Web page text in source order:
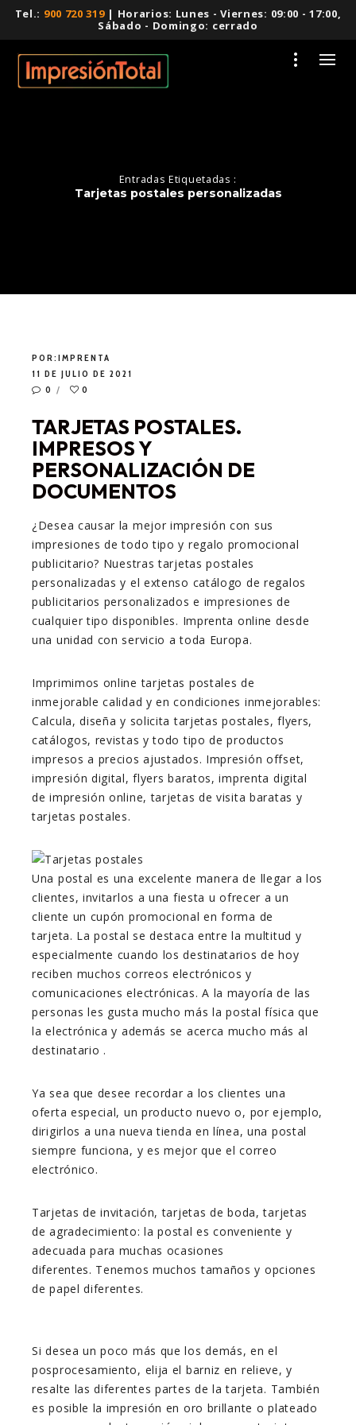
Tel.: 900 720 319| Horarios: Lunes - Viernes: 09:00 - 17:00,
Sábado - Domingo: cerrado
Entradas Etiquetadas :
Tarjetas postales personalizadas
POR:IMPRENTA
11 DE JULIO DE 2021
0
0
TARJETAS POSTALES.
IMPRESOS Y
PERSONALIZACIÓN DE
DOCUMENTOS
¿Desea causar la mejor impresión con sus
impresiones de todo tipo y regalo promocional
publicitario? Nuestras tarjetas postales
personalizadas y el extenso catálogo de regalos
publicitarios personalizados e impresiones de
cualquier tipo disponibles. Imprenta online desde
una unidad con servicio a toda Europa.
Imprimimos online tarjetas postales de
inmejorable calidad y en condiciones inmejorables:
Calcula, diseña y solicita tarjetas postales, flyers,
catálogos, revistas y todo tipo de productos
impresos a precios ajustados. Impresión offset,
impresión digital, flyers baratos, imprenta digital
de impresión online, tarjetas de visita baratas y
tarjetas postales.
Una postal es una excelente manera de llegar a los
clientes, invitarlos a una fiesta u ofrecer a un
cliente un cupón promocional en forma de
tarjeta. La postal se destaca entre la multitud y
especialmente cuando los destinatarios de hoy
reciben muchos correos electrónicos y
comunicaciones electrónicas. A la mayoría de las
personas les gusta mucho más la postal física que
la electrónica y además se acerca mucho más al
destinatario .
Ya sea que desee recordar a los clientes una
oferta especial, un producto nuevo o, por ejemplo,
dirigirlos a una nueva tienda en línea, una postal
siempre funciona, y es mejor que el correo
electrónico.
Tarjetas de invitación, tarjetas de boda, tarjetas
de agradecimiento: la postal es conveniente y
adecuada para muchas ocasiones
diferentes. Tenemos muchos tamaños y opciones
de papel diferentes.
Si desea un poco más que los demás, en el
posprocesamiento, elija el barniz en relieve, y
resalte las diferentes partes de la tarjeta. También
es posible la impresión en oro brillante o plateado